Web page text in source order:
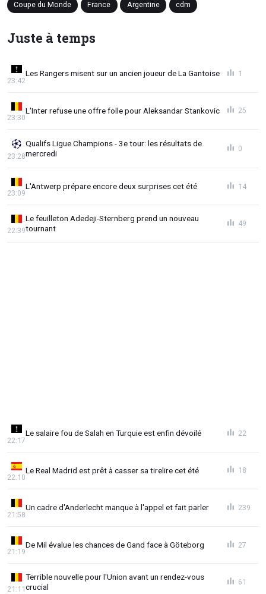
Coupe du Monde France Argentine cdm
Juste à temps
Les Rangers misent sur un ancien joueur de La Gantoise
23:42
1
L'Inter refuse une offre folle pour Aleksandar Stankovic
23:30
25
Qualifs Ligue Champions - 3e tour: les résultats de
mercredi
23:28
0
L'Antwerp prépare encore deux surprises cet été
23:09
14
Le feuilleton Adedeji-Sternberg prend un nouveau
tournant
22:39
49
Le salaire fou de Salah en Turquie est enfin dévoilé
22:17
22
Le Real Madrid est prêt à casser sa tirelire cet été
22:10
18
Un cadre d'Anderlecht manque à l'appel et fait parler
21:58
239
De Mil évalue les chances de Gand face à Göteborg
21:19
27
Terrible nouvelle pour l'Union avant un rendez-vous
crucial
21:11
61